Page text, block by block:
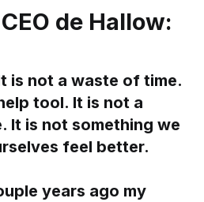
de Hallow:
is not a waste of time.
tool. It is not a
It is not something we
feel better.
years ago my